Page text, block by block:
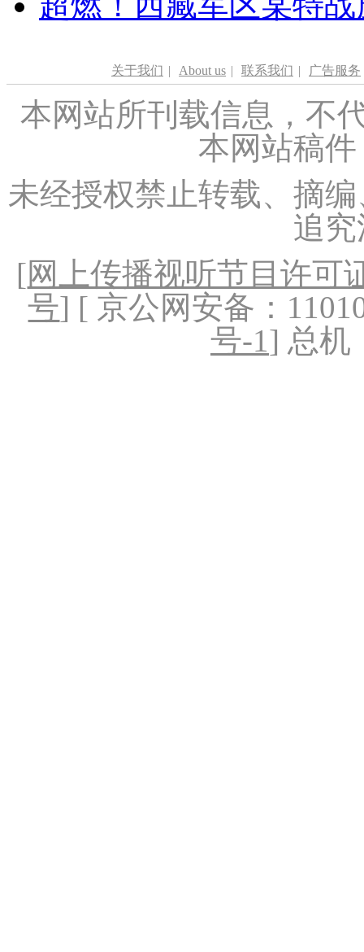
关于我们 | About us | 联系我们 | 广告服务
本网站所刊载信息，不
本网站稿
未经授权禁止转载、摘
追
[网上传播视听节目许可
号] [ 京公网安备：
号-1] 总机